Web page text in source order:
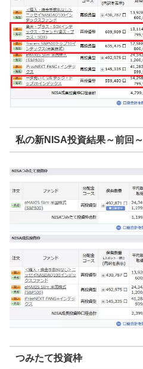
私の新NISA投資結果～前回～
つみたて投資枠